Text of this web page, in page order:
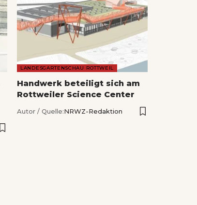
LANDESGARTENSCHAU ROTTWEIL
Handwerk beteiligt sich am
Rottweiler Science Center
Autor / Quelle:NRWZ-Redaktion